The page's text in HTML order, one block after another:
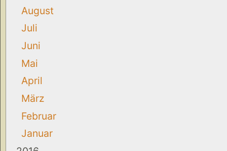
August
Juli
Juni
Mai
April
März
Februar
Januar